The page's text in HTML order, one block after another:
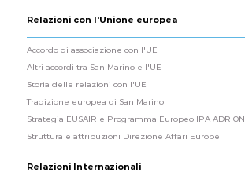
Relazioni con l'Unione europea
Accordo di associazione con l'UE
Altri accordi tra San Marino e l'UE
Storia delle relazioni con l'UE
Tradizione europea di San Marino
Strategia EUSAIR e Programma Europeo IPA ADRION
Struttura e attribuzioni Direzione Affari Europei
Relazioni Internazionali